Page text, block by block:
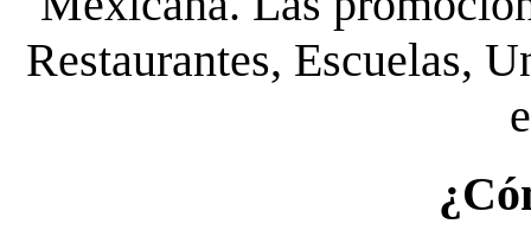
Restaurantes, Escuelas,